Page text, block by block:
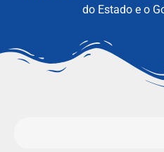
do Estado e o